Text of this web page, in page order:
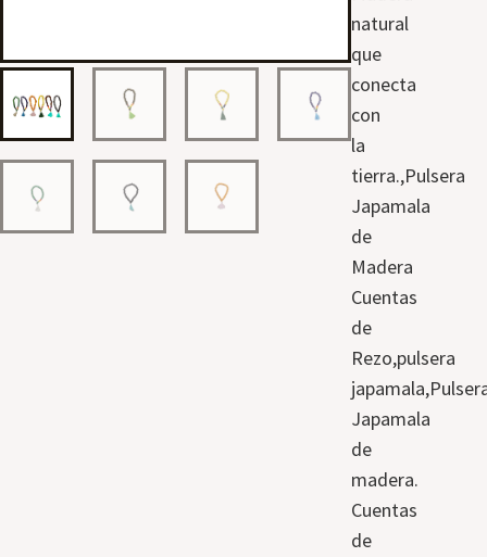
natural
que
conecta
con
la
tierra.,Pulsera
Japamala
de
Madera
Cuentas
de
Rezo,pulsera
Japamala
de
madera.
Cuentas
de